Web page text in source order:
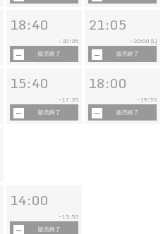
18:40
~ 20:35
販売終了
21:05
~ 23:00 [L]
販売終了
15:40
~17:35
販売終了
18:00
~19:55
販売終了
14:00
~15:55
販売終了